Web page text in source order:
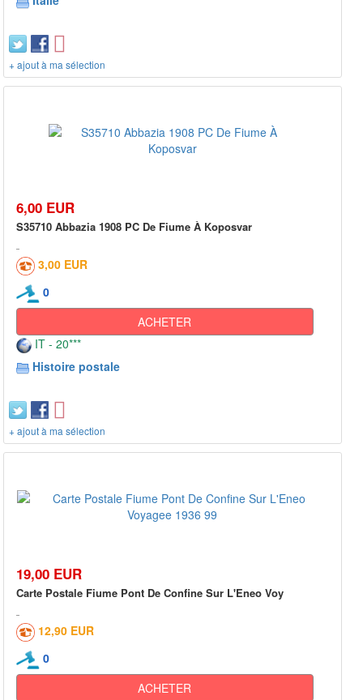
+ ajout à ma sélection
6,00 EUR
S35710 Abbazia 1908 PC De Fiume À Koposvar
3,00 EUR
0
ACHETER
IT - 20***
Histoire postale
+ ajout à ma sélection
19,00 EUR
Carte Postale Fiume Pont De Confine Sur L'Eneo Voy
12,90 EUR
0
ACHETER